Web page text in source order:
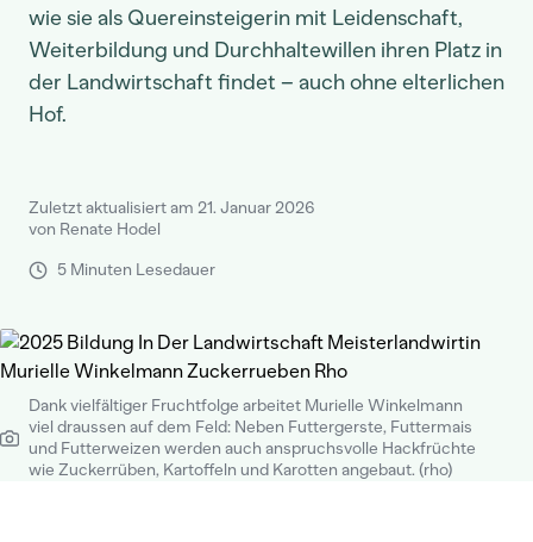
wie sie als Quereinsteigerin mit Leidenschaft,
Weiterbildung und Durchhaltewillen ihren Platz in
der Landwirtschaft findet – auch ohne elterlichen
Hof.
Zuletzt aktualisiert am 21. Januar 2026
von Renate Hodel
5 Minuten Lesedauer
Dank vielfältiger Fruchtfolge arbeitet Murielle Winkelmann
viel draussen auf dem Feld: Neben Futtergerste, Futtermais
und Futterweizen werden auch anspruchsvolle Hackfrüchte
wie Zuckerrüben, Kartoffeln und Karotten angebaut. (rho)